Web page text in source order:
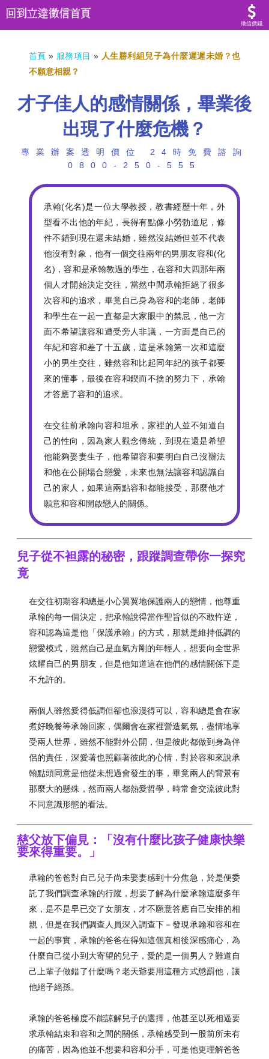
徵信價錢
首頁 » 服務項目 » 人生勝利組兒子為什麼遲遲未婚？也
不願意相親？
才子佳人的感情關係，畢業後
出現了什麼危機？
專業辦案透明價位 24時免費諮詢
0800-250-555
承翰(化名)是一位大學教授，教書經歷十年，外
型看不出他的年紀，長得有點像小勞勃道尼，條
件不錯到現在還未結婚，雖然沒結婚但並不代表
他沒有對象，他有一個交往兩年的男朋友容和(化
名)，容和是承翰教過的學生，在容和大四那年兩
個人才開始決定交往，當然中間承翰拒絕了很多
次容和的追求，畢竟自己身為容和的老師，老師
和學生在一起一直都是大家眼中的禁忌，他一方
面不希望讓容和遭受旁人非議，一方面是自己的
年紀和容和差了十五歲，這是承翰第一次和這麼
小的男生交往，雖然容和比起同年紀的孩子都要
來的懂事，最後在容和鍥而不捨的努力下，承翰
才答應了容和的追求。
在交往前承翰向容和坦承，家裡的人並不知道自
己的性向，因為家人觀念傳統，到現在還是希望
他能夠娶妻生子，他希望容和要明白自己沒辦法
和他在公開場合戀愛，未來也無法讓容和認識自
己的家人，如果這兩點容和都能接受，那麼他才
願意和容和開啟戀人的關係。
兒子從不袒露的秘密，跟蹤調查帶你一探究
竟
在交往初期容和總是小心翼翼地保護兩人的戀情，他尊重
承翰的每一個決定，把承翰說得當作聖旨似的不敢忤逆，
容和認為這是他「保護承翰」的方式，那就是維持低調的
戀愛模式，雖然自己是血氣方剛的年輕人，想要向全世界
炫耀自己的男朋友，但是他知道這在他們的感情關係下是
不允許的。
兩個人雖然愛得低調但卻也浪漫得可以，容和總是會在家
煮好晚餐等承翰回家，偶爾會在家裡營造氣氛，盡情地享
受兩人世界，雖然不能對外公開，但是彼此都做到身為伴
侶的責任，深愛著也照顧著彼此的心情，對於容和來說承
翰點頭同意是他從未想過會發生的事，畢竟兩人的背景有
那麼大的懸殊，然而兩人都熱愛哲學，時常會交流彼此對
不同意識形態的看法。
慈父放下偏見：「沒有什麼比孩子健康快樂
要來得重要。」
承翰的爸爸對自己兒子尚未娶妻感到十分焦急，於是便委
託了我們調查承翰的行蹤，想要了解為什麼承翰這麼多年
來，是不是早已交了女朋友，才不願意答應自己安排的相
親，但是在我們調查人員深入調查下－發現承翰和容和在
一起的事實，承翰的爸爸在得知這個真相後深感痛心，為
什麼自己從小到大寄望的兒子，愛的是一個男人？難道自
己上輩子做錯了什麼嗎？老天爺要用這種方式懲罰他，讓
他絕子絕孫。
承翰的爸爸極度不能諒解兒子的選擇，他甚至以死相逼要
求承翰結束和容和之間的關係，承翰感受到一股前所未有
的痛苦，因為他並不想要和容和分手，可是他更理解爸爸